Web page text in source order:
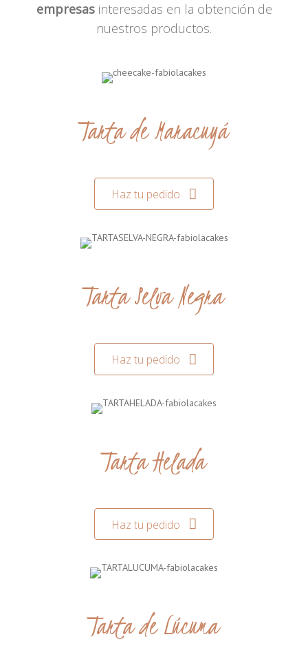
empresasinteresadas en la obtención de
nuestros productos.
Tarta de Maracuyá
Haz tu pedido
Tarta Selva Negra
Haz tu pedido
Tarta Helada
Haz tu pedido
Tarta de Lúcuma